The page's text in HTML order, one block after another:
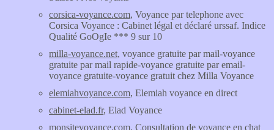
corsica-voyance.com, Voyance par telephone avec
Corsica Voyance : Cabinet légal et déclaré urssaf. Indice
Qualité GoOgIe *** 9 sur 10
milla-voyance.net, voyance gratuite par mail-voyance
gratuite par mail rapide-voyance gratuite par email-
voyance gratuite-voyance gratuit chez Milla Voyance
elemiahvoyance.com, Elemiah voyance en direct
cabinet-elad.fr, Elad Voyance
monsitevoyance.com, Consultation de voyance en chat